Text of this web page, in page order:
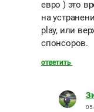
евро ) это
на
play, или
спонсоров.
ответить
05